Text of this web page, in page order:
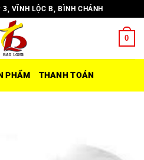
VĨNH LỘC B, BÌNH CHÁNH
0
PHẨM THANH TOÁN